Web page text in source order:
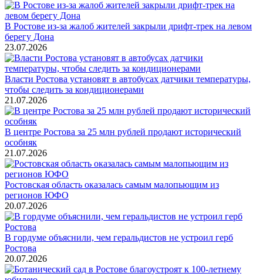
В Ростове из-за жалоб жителей закрыли дрифт-трек на левом
берегу Дона
23.07.2026
Власти Ростова установят в автобусах датчики температуры,
чтобы следить за кондиционерами
21.07.2026
В центре Ростова за 25 млн рублей продают исторический
особняк
21.07.2026
Ростовская область оказалась самым малопьющим из
регионов ЮФО
20.07.2026
В гордуме объяснили, чем геральдистов не устроил герб
Ростова
20.07.2026